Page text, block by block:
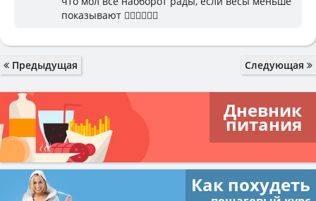
показывают 🤦‍♀️🤦‍♀️🤦‍♀️
Предыдущая Следующая
Дневник
питания
Как похудеть